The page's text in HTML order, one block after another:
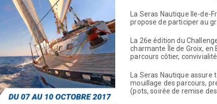
La Seras Nautique Ile-de-
propose de participer au
La 26e édition du
charmante Île de Groix,
parcours côtier,
La Seras Nautique assure
mouillage des parcours,
(pots, soirée de remise